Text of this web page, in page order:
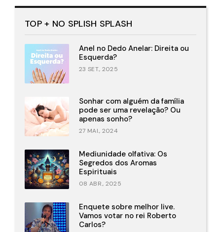
TOP + NO SPLISH SPLASH
Anel no Dedo Anelar: Direita ou
Esquerda?
23 SET., 2025
Sonhar com alguém da família
pode ser uma revelação? Ou
apenas sonho?
27 MAI., 2024
Mediunidade olfativa: Os
Segredos dos Aromas
Espirituais
08 ABR., 2025
Enquete sobre melhor live.
Vamos votar no rei Roberto
Carlos?